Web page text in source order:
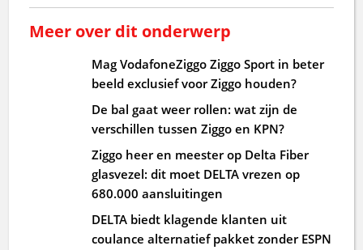
Meer over dit onderwerp
Mag VodafoneZiggo Ziggo Sport in beter
beeld exclusief voor Ziggo houden?
De bal gaat weer rollen: wat zijn de
verschillen tussen Ziggo en KPN?
Ziggo heer en meester op Delta Fiber
glasvezel: dit moet DELTA vrezen op
680.000 aansluitingen
DELTA biedt klagende klanten uit
coulance alternatief pakket zonder ESPN